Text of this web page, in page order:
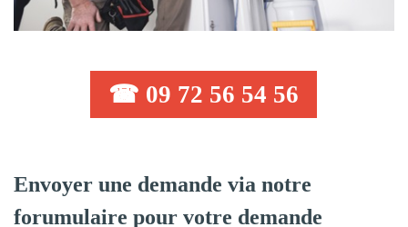
☎ 09 72 56 54 56
Envoyer une demande via notre
forumulaire pour votre demande